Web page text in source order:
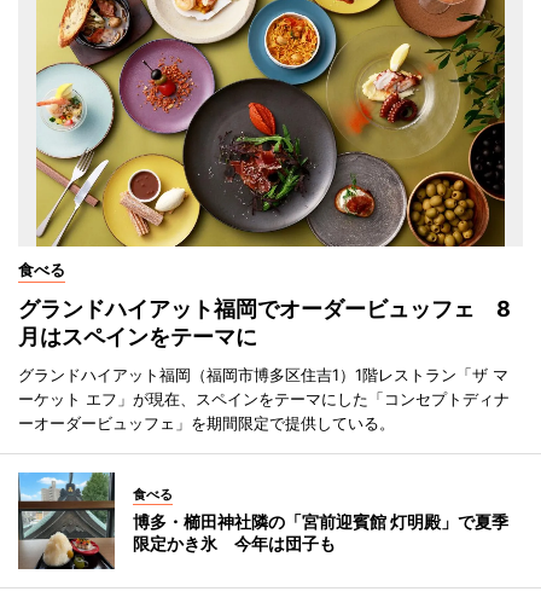
食べる
グランドハイアット福岡でオーダービュッフェ 8
月はスペインをテーマに
グランドハイアット福岡（福岡市博多区住吉1）1階レストラン「ザ マ
ーケット エフ」が現在、スペインをテーマにした「コンセプトディナ
ーオーダービュッフェ」を期間限定で提供している。
食べる
博多・櫛田神社隣の「宮前迎賓館 灯明殿」で夏季
限定かき氷 今年は団子も